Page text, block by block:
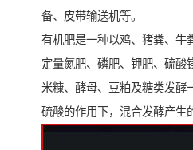
备、皮带输送机等。
有机肥是一种以鸡、猪粪、牛
定量氮肥、磷肥、钾肥、硫酸
米糠、酵母、豆粕及糖类发酵
硫酸的作用下，混合发酵产生